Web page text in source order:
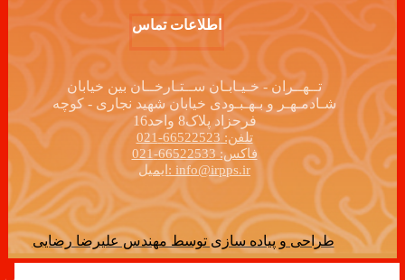
اطلاعات تماس
تــهــران - خـیـابـان ســتـارخــان بین خیابان
شـادمـهـر و بـهـبـودی خیابان شهید نجاری - کوچه
فرحزاد پلاک8 واحد16
تلفن: 66522523-021
فاکس: 66522533-021
ایمیل: info@irpps.ir
طراحی و پیاده سازی توسط مهندس علیرضا رضایی